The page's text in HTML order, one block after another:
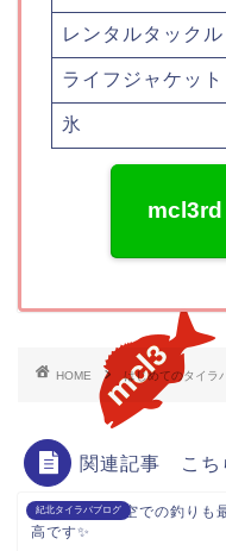
レンタルタックル
ライフジャケット
氷
mcl3rd
HOME はじめてのタイラ
関連記事 こち
紀北タイラバブログ
海の日🌊曇り空での釣りも
高です✨